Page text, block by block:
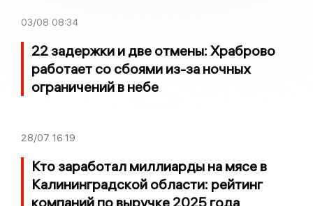
03/08 08:34
22 задержки и две отмены: Храброво
работает со сбоями из-за ночных
ограничений в небе
28/07 16:19
Кто заработал миллиарды на мясе в
Калининградской области: рейтинг
компаний по выручке 2025 года